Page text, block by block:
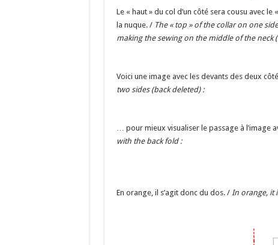
Le « haut » du col d’un côté sera cousu avec
la nuque. / The « top » of the collar on one
making the sewing on the middle of the neck
Voici une image avec les devants des deux
two sides (back deleted) :
… pour mieux visualiser le passage à l’image
with the back fold :
En orange, il s’agit donc du dos. / In orange, it